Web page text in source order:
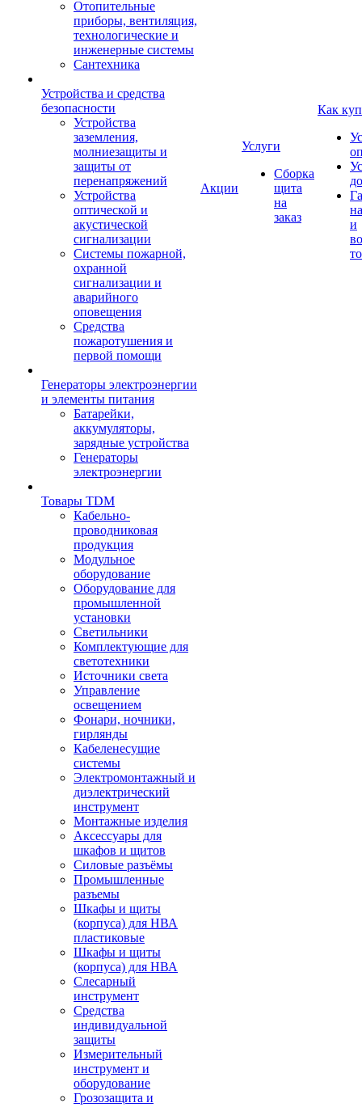
Отопительные
приборы, вентиляция,
технологические и
инженерные системы
Сантехника
Устройства и средства
безопасности
Устройства
заземления,
молниезащиты и
защиты от
перенапряжений
Устройства
оптической и
акустической
сигнализации
Системы пожарной,
охранной
сигнализации и
аварийного
оповещения
Средства
пожаротушения и
первой помощи
Генераторы электроэнергии
и элементы питания
Батарейки,
аккумуляторы,
зарядные устройства
Генераторы
электроэнергии
Товары TDM
Кабельно-
проводниковая
продукция
Модульное
оборудование
Оборудование для
промышленной
установки
Светильники
Комплектующие для
светотехники
Источники света
Управление
освещением
Фонари, ночники,
гирлянды
Кабеленесущие
системы
Электромонтажный и
диэлектрический
инструмент
Монтажные изделия
Аксессуары для
шкафов и щитов
Силовые разъёмы
Промышленные
разъемы
Шкафы и щиты
(корпуса) для НВА
пластиковые
Шкафы и щиты
(корпуса) для НВА
Слесарный
инструмент
Средства
индивидуальной
защиты
Измерительный
инструмент и
оборудование
Грозозащита и
Акции
Услуги
Сборка
щита
на
заказ
Как
и